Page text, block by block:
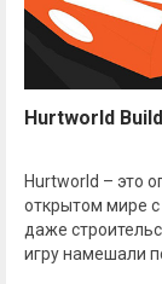
Hurtworld
Hurtworld – это
открытом мире
даже
игру намешали